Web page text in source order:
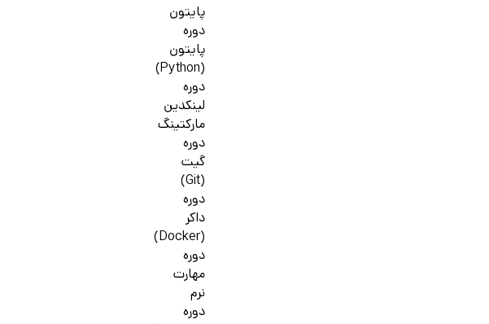
پایتون
دوره
پایتون
(Python)
دوره
لینکدین
مارکتینگ
دوره
گیت
(Git)
دوره
داکر
(Docker)
دوره
مهارت
نرم
دوره